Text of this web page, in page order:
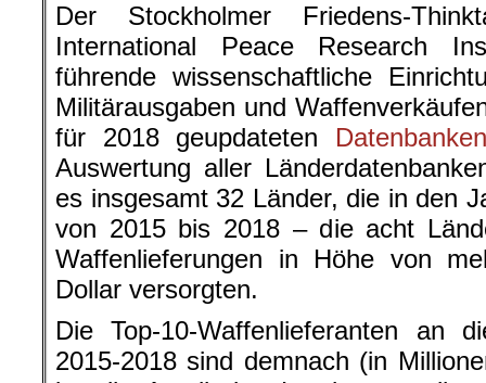
Der Stockholmer Friedens-
International Peace Research
führende wissenschaftliche
Militärausgaben und
für 2018 geupdateten
Auswertung aller
es insgesamt 32 Länder, die in den
von 2015 bis 2018 – die acht
Waffenlieferungen in Höhe von
Dollar versorgten.
Die Top-10-Waffenlieferanten an
2015-2018 sind demnach (in